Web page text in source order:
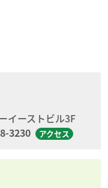
イーストビル3F
3230
アクセス